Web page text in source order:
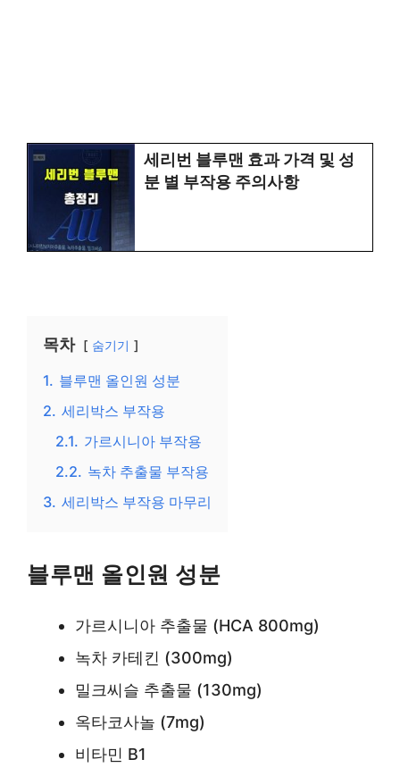
세리번 블루맨 효과 가격 및 성
분 별 부작용 주의사항
목차 숨기기
1. 블루맨 올인원 성분
2. 세리박스 부작용
2.1. 가르시니아 부작용
2.2. 녹차 추출물 부작용
3. 세리박스 부작용 마무리
블루맨 올인원 성분
가르시니아 추출물 (HCA 800mg)
녹차 카테킨 (300mg)
밀크씨슬 추출물 (130mg)
옥타코사놀 (7mg)
비타민 B1